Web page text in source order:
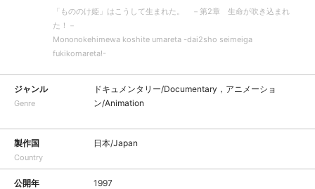
「もののけ姫」はこうして生まれた。 －第2章 生命が吹き込まれ
た！－
Mononokehimewa koshite umareta -dai2sho seimeiga
fukikomareta!-
ジャンル
Genre
ドキュメンタリー/Documentary，アニメーショ
ン/Animation
製作国
Country
日本/Japan
公開年 1997